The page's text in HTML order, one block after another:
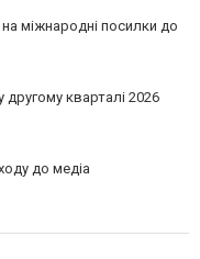
міжнародні посилки до
кварталі 2026
до медіа